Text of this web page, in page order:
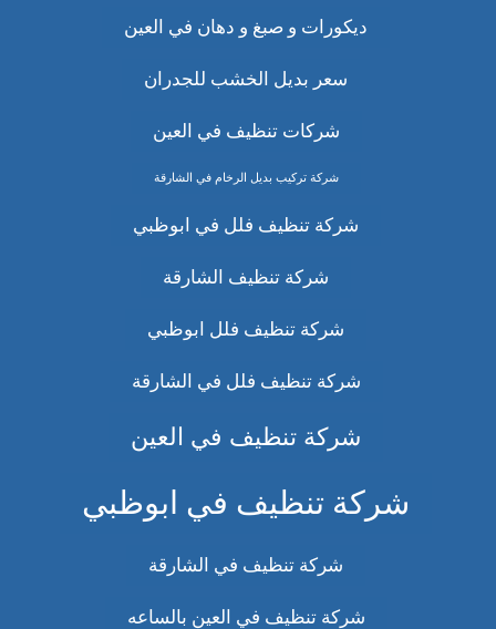
ديكورات و صبغ و دهان في العين
سعر بديل الخشب للجدران
شركات تنظيف في العين
شركة تركيب بديل الرخام في الشارقة
شركة تنظيف فلل في ابوظبي
شركة تنظيف الشارقة
شركة تنظيف فلل ابوظبي
شركة تنظيف فلل في الشارقة
شركة تنظيف في العين
شركة تنظيف في ابوظبي
شركة تنظيف في الشارقة
شركة تنظيف في العين بالساعه